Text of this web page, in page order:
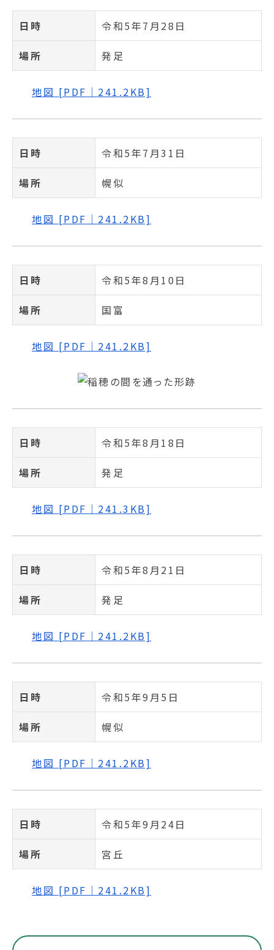
日時 令和5年7月28日
場所 発足
地図 [PDF｜241.2KB]
日時 令和5年7月31日
場所 幌似
地図 [PDF｜241.2KB]
日時 令和5年8月10日
場所 国富
地図 [PDF｜241.2KB]
日時 令和5年8月18日
場所 発足
地図 [PDF｜241.3KB]
日時 令和5年8月21日
場所 発足
地図 [PDF｜241.2KB]
日時 令和5年9月5日
場所 幌似
地図 [PDF｜241.2KB]
日時 令和5年9月24日
場所 宮丘
地図 [PDF｜241.2KB]